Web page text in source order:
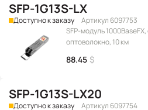
SFP-1G13S-LX
Доступно к заказу
Артикул 6097753
SFP-модуль
оптоволокно, 10 км
88.45 $
SFP-1G13S-LX20
Доступно к заказу
Артикул 6097754